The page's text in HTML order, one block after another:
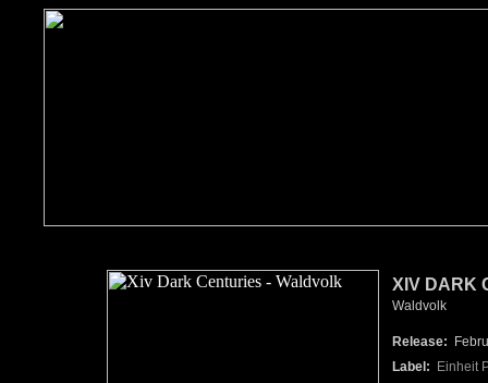
XIV DARK
Waldvolk
Release:
Label:
Einheit